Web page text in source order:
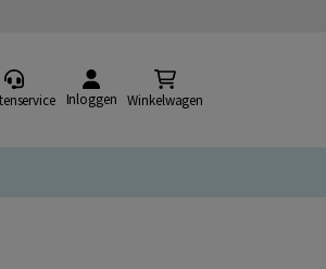
Inloggen Winkelwagen